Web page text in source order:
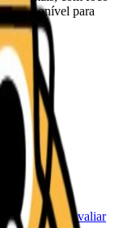
disponível para
Avaliar